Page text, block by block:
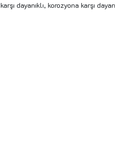
karşı dayanıklı, korozyona karşı